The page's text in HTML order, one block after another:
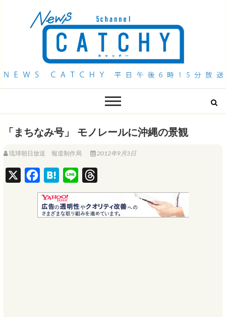
QAB NEWS Headline
「まちなみ号」 モノレールに沖縄の景観
琉球朝日放送 報道制作局 2012年9月3日
a
c
e
H
a
t
e
i
n
e
h
r
e